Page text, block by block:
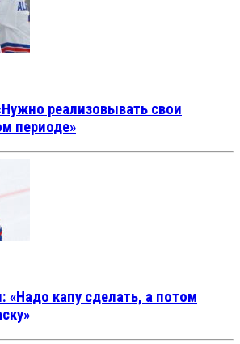
реализовывать свои
периоде»
«Надо капу сделать, а потом